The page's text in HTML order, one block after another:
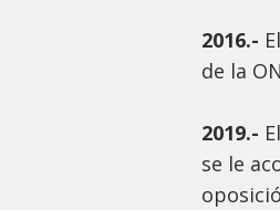
2016.-
de la
2019.-
se le